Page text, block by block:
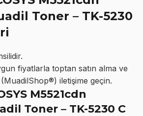
Toner – TK-5230
fiyatlarla toptan satın alma ve
iletişime geçin.
M5521cdn
Toner – TK-5230 C